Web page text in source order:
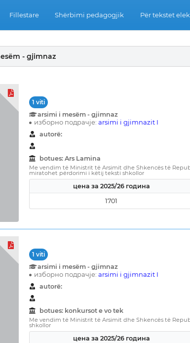
Fillestare Shërbimi pedagogjik Për tekstet
- gjimnaz
1 viti
arsimi i mesëm - gjimnaz
изборно подрачје:arsimi i gjimnazit I
autorë:
botues: Ars Lamina
Me vendim të Ministrit të Arsimit dhe Shkencës të
miratohet përdorimi i këtij teksti shkollor
цена за 2025/26 година
1701
1 viti
arsimi i mesëm - gjimnaz
изборно подрачје:arsimi i gjimnazit I
autorë:
botues: konkursot e vo tek
Me vendim të Ministrit të Arsimit dhe Shkencës të
shkollor
цена за 2025/26 година